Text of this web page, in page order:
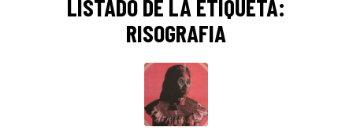
LISTADO DE LA ETIQUETA:
RISOGRAFIA